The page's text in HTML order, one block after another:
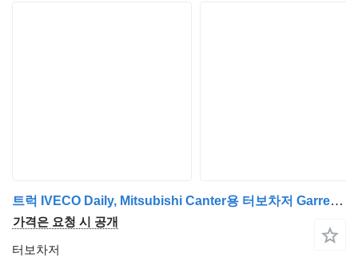
트럭 IVECO Daily, Mitsubishi Canter용 터보차저 Garrett Daily / F1C Turbo Garrett Mitsubishi Canter 5801951700
가격은 요청 시 공개
터보차저